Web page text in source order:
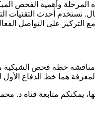
المرحلة وأهمية الفحص
نستخدم أحدث التقنيات
التركيز على التواصل
خطة فحص الشبكية
هما خط الدفاع
يمكنكم متابعة قناة د.